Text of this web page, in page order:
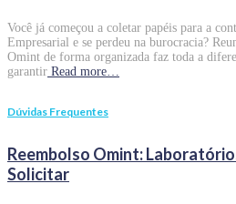
Você já começou a coletar papéis para a
Empresarial e se perdeu na burocracia?
Omint de forma organizada faz toda a
garantir Read more…
Dúvidas Frequentes
Reembolso Omint:
Solicitar